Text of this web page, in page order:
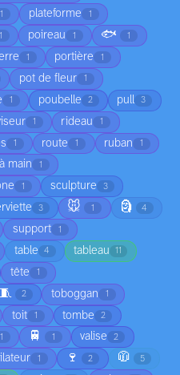
1 plateforme 1
1 poireau 1 🐟 1
1 portière 1
pot de fleur 1
1 poubelle 2 pull 3
1 rideau 1
1 route 1 ruban 1
main 1
1 sculpture 3
3 🐭 1 🗿 4
support 1
table 4 tableau 11
tête 1
🧵 2 toboggan 1
toit 1 tombe 2
1 🚆 1 valise 2
1 🍷 2 🧥 5